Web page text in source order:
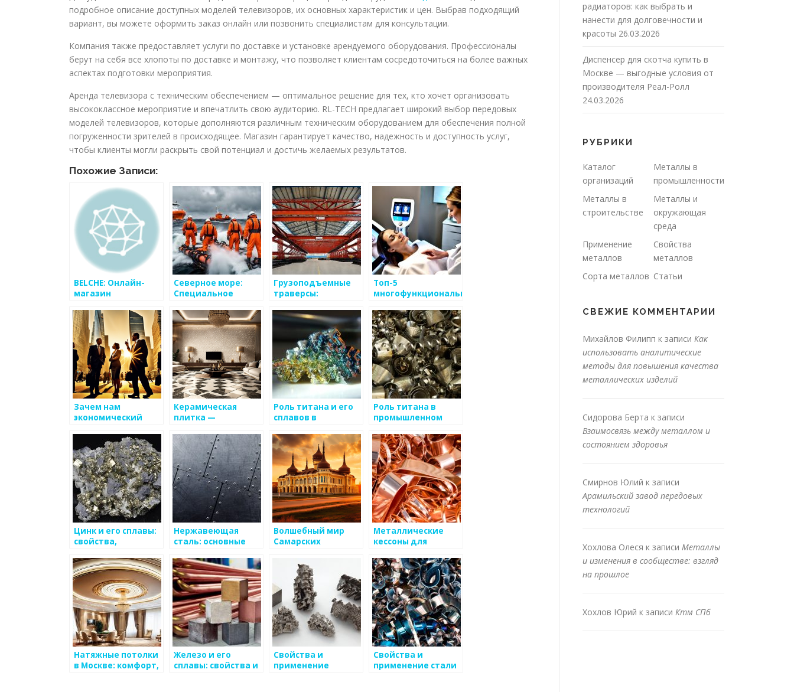
подробное описание доступных моделей телевизоров, их основных характеристик и цен. Выбрав подходящий
вариант, вы можете оформить заказ онлайн или позвонить специалистам для консультации.
Компания также предоставляет услуги по доставке и установке арендуемого оборудования. Профессионалы
берут на себя все хлопоты по доставке и монтажу, что позволяет клиентам сосредоточиться на более важных
аспектах подготовки мероприятия.
Аренда телевизора с техническим обеспечением — оптимальное решение для тех, кто хочет организовать
высококлассное мероприятие и впечатлить свою аудиторию. RL-TECH предлагает широкий выбор передовых
моделей телевизоров, которые дополняются различным техническим оборудованием для обеспечения полной
погруженности зрителей в происходящее. Магазин гарантирует качество, надежность и доступность услуг,
чтобы клиенты могли раскрыть свой потенциал и достичь желаемых результатов.
Похожие Записи:
BELCHE: Онлайн-
магазин
бытовой техники
Северное море:
Специальное
спасательное
оборудование и
инструменты для
судов
Грузоподъемные
траверсы:
H-образные, для
труб, крана, авто,
колонн и барабанов
Топ-5
многофункциональных
салонов красоты:
эффективность и
инновации
Зачем нам
экономический
Керамическая
плитка —
решение для
интерьера вашего
дома
Роль титана и его
сплавов в
имплантации и
авиационном
производстве
Роль титана в
промышленном
Цинк и его сплавы:
свойства,
особенности
Нержавеющая
сталь: основные
применение
Волшебный мир
Самарских
Металлические
кессоны для
работ
Натяжные потолки
в Москве: комфорт,
Железо и его
сплавы: свойства и
Свойства и
применение
Свойства и
применение стали
радиаторов: как выбрать и
нанести для долговечности и
красоты 26.03.2026
Диспенсер для скотча купить в
Москве — выгодные условия от
производителя Реал-Ролл
24.03.2026
РУБРИКИ
Каталог
организаций
Металлы в
промышленности
Металлы в
строительстве
Металлы и
окружающая
среда
Применение
металлов
Свойства
металлов
Сорта металлов Статьи
СВЕЖИЕ КОММЕНТАРИИ
Михайлов Филипп к записи Как
использовать аналитические
методы для повышения качества
металлических изделий
Сидорова Берта к записи
Взаимосвязь между металлом и
состоянием здоровья
Смирнов Юлий к записи
Арамильский завод передовых
технологий
Хохлова Олеся к записи Металлы
и изменения в сообществе: взгляд
на прошлое
Хохлов Юрий к записи Ктм СПб